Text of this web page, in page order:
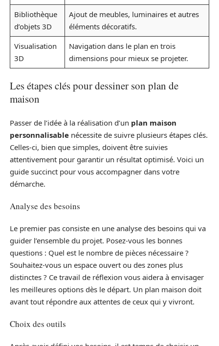
Bibliothèque
d’objets 3D
Ajout de meubles, luminaires et autres
éléments décoratifs.
Visualisation
3D
Navigation dans le plan en trois
dimensions pour mieux se projeter.
Les étapes clés pour dessiner son plan de
maison
Passer de l’idée à la réalisation d’un plan maison
personnalisable nécessite de suivre plusieurs étapes clés.
Celles-ci, bien que simples, doivent être suivies
attentivement pour garantir un résultat optimisé. Voici un
guide succinct pour vous accompagner dans votre
démarche.
Analyse des besoins
Le premier pas consiste en une analyse des besoins qui va
guider l’ensemble du projet. Posez-vous les bonnes
questions : Quel est le nombre de pièces nécessaire ?
Souhaitez-vous un espace ouvert ou des zones plus
distinctes ? Ce travail de réflexion vous aidera à envisager
les meilleures options dès le départ. Un plan maison doit
avant tout répondre aux attentes de ceux qui y vivront.
Choix des outils